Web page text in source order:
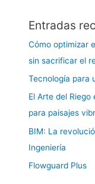
Entradas
Cómo optimizar
sin sacrificar el
Tecnología para
El Arte del
para paisajes
BIM: La
Ingeniería
Flowguard Plus